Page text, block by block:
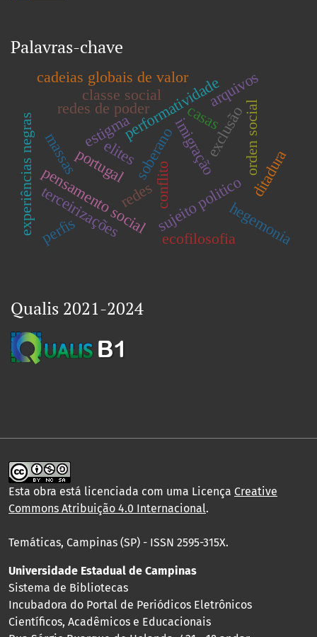
Palavras-chave
portugal imigraçãoexclusão
casas
conflito
estigma
redes de poderperformatividade
massas
pensamento socialsujeito politico
orden social
soberano
classe social
hegemonia
cadeias globais de valor
terceirizações ecofilosofia
ditadura
arquivos
experiências negras elites
redes
perfis
Qualis 2021-2024
Esta obra está licenciada com uma Licença Creative
Commons Atribuição 4.0 Internacional.
Temáticas, Campinas (SP) - ISSN 2595-315X.
Universidade Estadual de Campinas
Sistema de Bibliotecas
Incubadora do Portal de Periódicos Eletrônicos
Científicos, Acadêmicos e Educacionais